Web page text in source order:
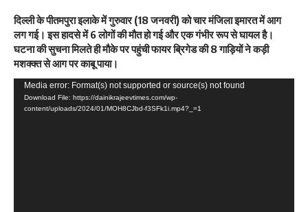
दिल्ली के पीतमपुरा इलाके में गुरुवार (18 जनवरी) को चार मंजिला इमारत में आग
लग गई। इस हादसे में 6 लोगों की मौत हो गई और एक गंभीर रूप से घायल है।
घटना की सुचना मिलते ही मौके पर पहुंची फायर ब्रिगेड की 8 गाड़ियों ने कड़ी
मशक्क्त से आग पर काबू पाया।
Video
Player
Media error: Format(s) not supported or source(s) not found
Download File: https://dainikrajeevtimes.com/wp-
content/uploads/2024/01/MOH8CJbd-f3SFk1i.mp4?_=1